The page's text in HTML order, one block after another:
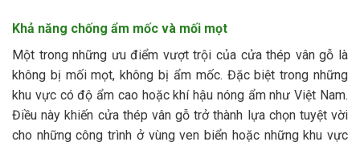
Khả năng chống ẩm mốc và mối mọt
Một trong những ưu điểm vượt trội của cửa thép vân gỗ là
không bị mối mọt, không bị ẩm mốc. Đặc biệt trong những
khu vực có độ ẩm cao hoặc khí hậu nóng ẩm như Việt Nam.
Điều này khiến cửa thép vân gỗ trở thành lựa chọn tuyệt vời
cho những công trình ở vùng ven biển hoặc những khu vực